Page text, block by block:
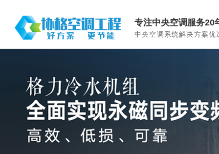
专注中央空调服务20
中央空调系统解决方案优